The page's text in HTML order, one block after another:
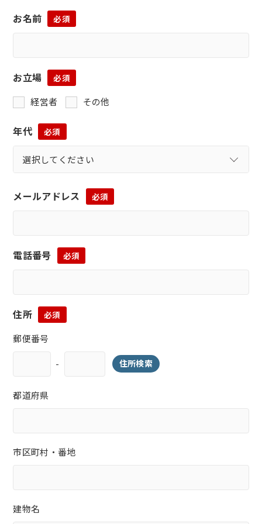
お名前 必須
お立場 必須
経営者 その他
年代 必須
メールアドレス 必須
電話番号 必須
住所 必須
郵便番号
- 住所検索
都道府県
市区町村・番地
建物名